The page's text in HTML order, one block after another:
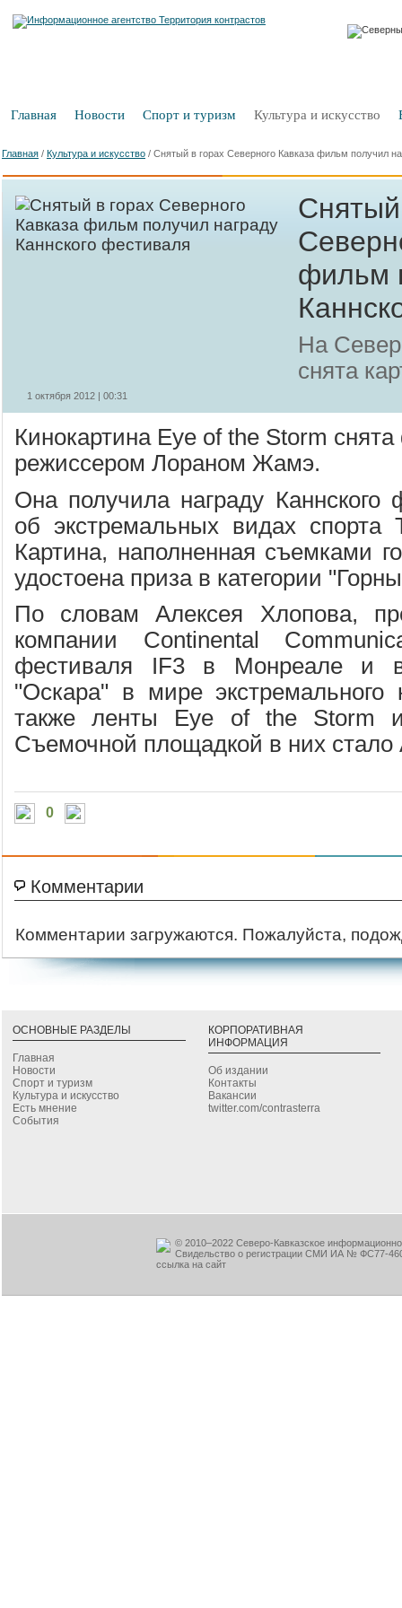
Главная Новости Спорт и туризм Культура и искусство
Главная / Культура и искусство / Снятый в горах Северного Кавказа фильм получил
Снятый
фильм
На
снята
1 октября 2012 | 00:31
Кинокартина Eye of the Storm
режиссером Лораном Жамэ.
Она получила награду
об экстремальных видах спорта
Картина, наполненная съемками
удостоена приза в категории
По словам Алексея Хлопова,
компании Сontinental
фестиваля IF3 в Монреале и
"Оскара" в мире экстремального
также ленты Eye of the Storm
Съемочной площадкой в них стало
0
Комментарии
Комментарии загружаются. Пожалуйста,
ОСНОВНЫЕ РАЗДЕЛЫ
Главная
Новости
Спорт и туризм
Культура и искусство
Есть мнение
События
КОРПОРАТИВНАЯ
ИНФОРМАЦИЯ
Об издании
Контакты
Вакансии
twitter.com/contrasterra
© 2010–2022 Северо-Кавказское
Свидельство о регистрации СМИ ИА № ФС77-
ссылка на сайт